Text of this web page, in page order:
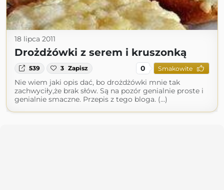
18 lipca 2011
Drożdżówki z serem i kruszonką
539 3 Zapisz 0 Smakowite
Nie wiem jaki opis dać, bo drożdżówki mnie tak
zachwyciły,że brak słów. Są na pozór genialnie proste i
genialnie smaczne. Przepis z tego bloga. (...)